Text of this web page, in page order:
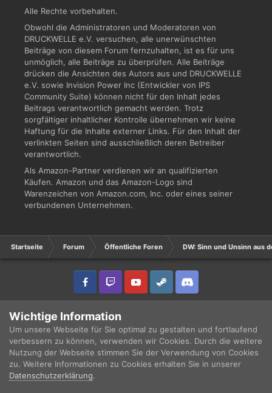
Alle Rechte vorbehalten.
Obwohl die Administratoren und Moderatoren von
DRUCKWELLE e.V. versuchen, alle unerwünschten
Beiträge von diesem Forum fernzuhalten, ist es für uns
unmöglich, alle Beiträge zu überprüfen. Alle Beiträge
drücken die Ansichten des Autors aus und DRUCKWELLE
e.V. sowie Invision Power Inc (Entwickler von IPS
Community Suite) können nicht für den Inhalt jedes
Beitrags verantwortlich gemacht werden. Trotz
sorgfältiger inhaltlicher Kontrolle übernehmen wir keine
Haftung für die Inhalte externer Links. Für den Inhalt der
verlinkten Seiten sind ausschließlich deren Betreiber
verantwortlich.
Als Amazon-Partner verdienen wir an qualifizierten
Käufen. Amazon und das Amazon-Logo sind
Warenzeichen von Amazon.com, Inc. oder eines seiner
verbundenen Unternehmen.
Startseite Forum Öffentliche Foren DW: Sinn und Unsinn aus
Copyright © 2003 - 2021 DRUCKWELLE e.V. -
Powered by Invision Community
Wichtige Information
Um unsere Webseite für Sie optimal zu gestalten und fortlaufend
verbessern zu können, verwenden wir Cookies. Durch die weitere
Nutzung der Webseite stimmen Sie der Verwendung von Cookies
zu. Weitere Informationen zu Cookies erhalten Sie in unserer
Datenschutzerklärung.